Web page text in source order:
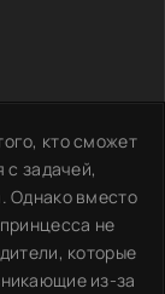
кто сможет
с задачей,
Однако вместо
не
которые
из-за